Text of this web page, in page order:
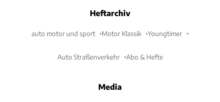
Heftarchiv
auto motor und sport Motor Klassik Youngtimer
Auto Straßenverkehr Abo & Hefte
Media